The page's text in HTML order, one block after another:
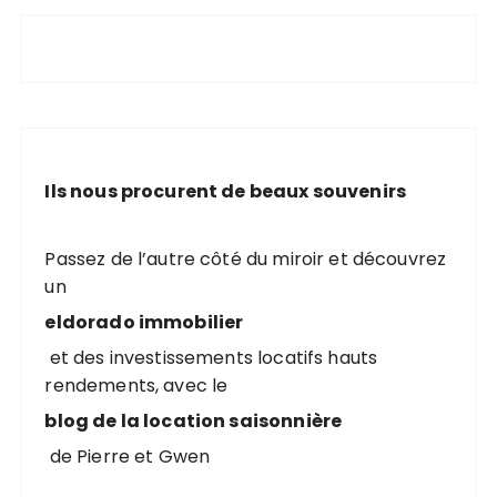
Ils nous procurent de beaux souvenirs
Passez de l’autre côté du miroir et découvrez
un
eldorado immobilier
et des investissements locatifs hauts
rendements, avec le
blog de la location saisonnière
de Pierre et Gwen